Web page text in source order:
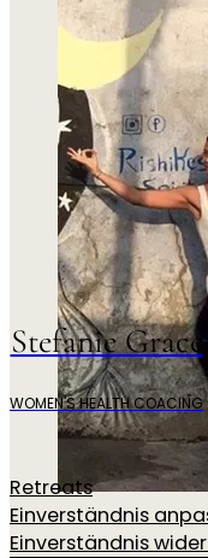
Stefanie Grace
WOMEN'S HEALTH COACING
Retreats
Einverständnis
Einverständnis